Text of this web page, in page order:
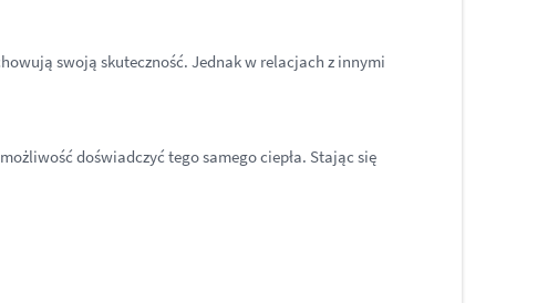
swoją skuteczność. Jednak w relacjach z innymi
doświadczyć tego samego ciepła. Stając się